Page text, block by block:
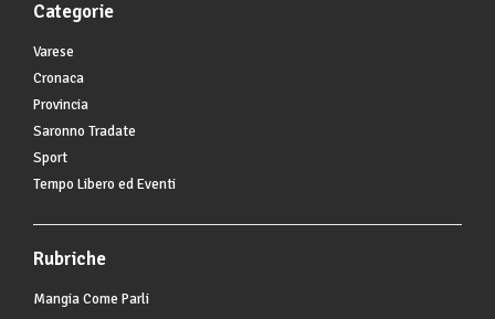
Categorie
Varese
Cronaca
Provincia
Saronno Tradate
Sport
Tempo Libero ed Eventi
Rubriche
Mangia Come Parli